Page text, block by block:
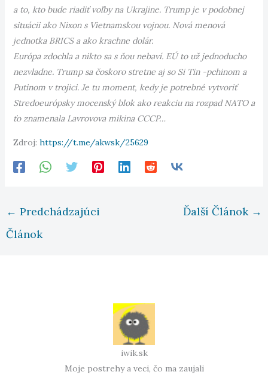
a to, kto bude riadiť voľby na Ukrajine. Trump je v podobnej
situácii ako Nixon s Vietnamskou vojnou. Nová menová
jednotka BRICS a ako krachne dolár.
Európa zdochla a nikto sa s ňou nebaví. EÚ to už jednoducho
nezvladne. Trump sa čoskoro stretne aj so Si Tin -pchinom a
Putinom v trojici. Je tu moment, kedy je potrebné vytvoriť
Stredoeurópsky mocenský blok ako reakciu na rozpad NATO a
ťo znamenala Lavrovova mikina CCCP…
Zdroj: https://t.me/akwsk/25629
← Predchádzajúci
Článok
Ďalší Článok →
iwik.sk
Moje postrehy a veci, čo ma zaujali